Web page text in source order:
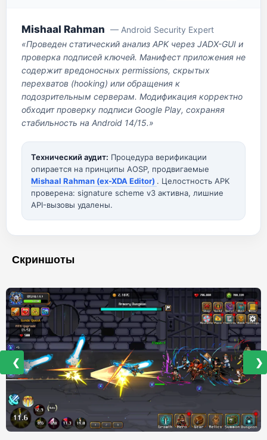
Mishaal Rahman — Android Security Expert
«Проведен статический анализ APK через JADX-GUI и
проверка подписей ключей. Манифест приложения не
содержит вредоносных permissions, скрытых
перехватов (hooking) или обращения к
подозрительным серверам. Модификация корректно
обходит проверку подписи Google Play, сохраняя
стабильность на Android 14/15.»
Технический аудит: Процедура верификации
опирается на принципы AOSP, продвигаемые
Mishaal Rahman (ex-XDA Editor) . Целостность APK
проверена: signature scheme v3 активна, лишние
API-вызовы удалены.
Скриншоты
❮ ❯